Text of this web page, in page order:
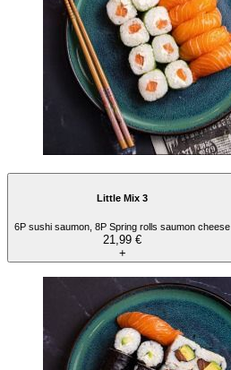
Little Mix 3
6P sushi saumon, 8P Spring rolls saumon cheese
21,99 €
+